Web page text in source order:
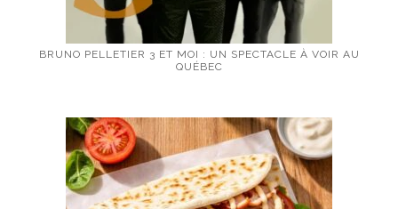
BRUNO PELLETIER 3 ET MOI : UN SPECTACLE À VOIR AU
QUÉBEC